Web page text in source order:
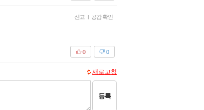
신고 | 공감 확인
0
0
새로고침
등록